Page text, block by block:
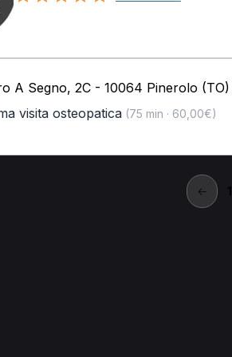
A Segno, 2C - 10064 Pinerolo (TO)
visita osteopatica(75 min · 60,00€)
← 1